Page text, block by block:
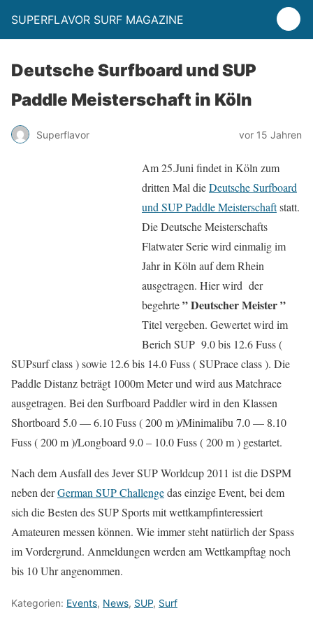
SUPERFLAVOR SURF MAGAZINE
Deutsche Surfboard und SUP
Paddle Meisterschaft in Köln
Superflavor vor 15 Jahren
Am 25.Juni findet in Köln zum
dritten Mal dieDeutsche Surfboard
und SUP Paddle Meisterschaftstatt.
Die Deutsche Meisterschafts
Flatwater Serie wird einmalig im
Jahr in Köln auf dem Rhein
ausgetragen. Hier wird der
begehrte” Deutscher Meister ”
Titel vergeben. Gewertet wird im
Berich SUP 9.0 bis 12.6 Fuss (
SUPsurf class ) sowie 12.6 bis 14.0 Fuss ( SUPrace class ). Die
Paddle Distanz beträgt 1000m Meter und wird aus Matchrace
ausgetragen. Bei den Surfboard Paddler wird in den Klassen
Shortboard 5.0 — 6.10 Fuss ( 200 m )/Minimalibu 7.0 — 8.10
Fuss ( 200 m )/Longboard 9.0 – 10.0 Fuss ( 200 m ) gestartet.
Nach dem Ausfall des Jever SUP Worldcup 2011 ist die DSPM
neben derGerman SUP Challengedas einzige Event, bei dem
sich die Besten des SUP Sports mit wettkampfinteressiert
Amateuren messen können. Wie immer steht natürlich der Spass
im Vordergrund. Anmeldungen werden am Wettkampftag noch
bis 10 Uhr angenommen.
Kategorien: Events, News, SUP, Surf